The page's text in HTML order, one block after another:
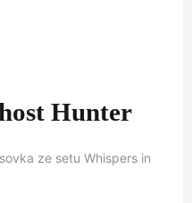
Hunter
ze setu Whispers in